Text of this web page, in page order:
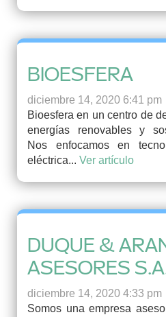
BIOESFERA
diciembre 14, 2020 6:41 pm
Bioesfera en un centro de
energías renovables y
Nos enfocamos en
eléctrica... Ver artículo
DUQUE &
ASESORES
diciembre 14, 2020 4:33 pm
Somos una empresa